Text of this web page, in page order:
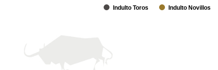
Indulto Toros Indulto Novillos